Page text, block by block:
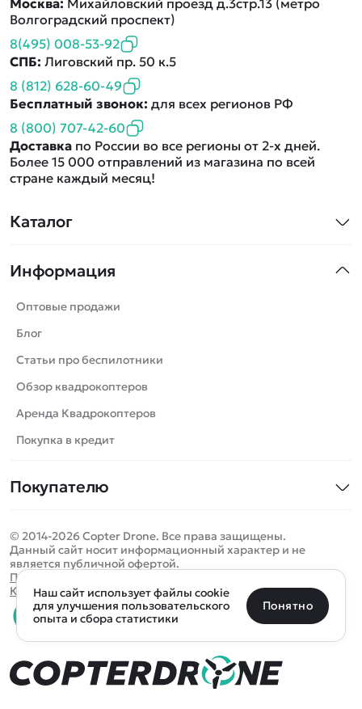
Каталог
Машинки
Танки
Вертолеты
Катера
Роботы
Самолеты
Сборные модели
Спецтехника
Игрушки
Запчасти для моделей
Бренды
Информация
Оптовые продажи
Блог
Статьи про беспилотники
Обзор квадрокоптеров
Аренда Квадрокоптеров
Покупка в кредит
Покупателю
Оплата и доставка
Помощь
Отследить заказ
Оплата на сайте
Волгоградский проспект)
8(495) 008-53-92
СПБ: Лиговский пр. 50 к.5
8 (812) 628-60-49
Бесплатный звонок: для всех регионов РФ
8 (800) 707-42-60
Доставка по России во все регионы от 2-х дней.
Более 15 000 отправлений из магазина по всей
стране каждый месяц!
© 2014-2026 Copter Drone. Все права защищены.
Данный сайт носит информационный характер и не
является публичной офертой.
Политика конфиденциальности
Карта сайта
0 товаров Очистить
0 ₽ В корзину
Определить местоположение
Санкт-Петербург Москва Майкоп Уфа
Все подборки
Ещё более 300 населённых пунктов
Наш сайт использует файлы cookie
для улучшения пользовательского
опыта и сбора статистики
Понятно